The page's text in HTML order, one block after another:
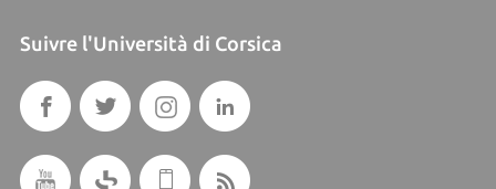
Suivre l'Università di Corsica